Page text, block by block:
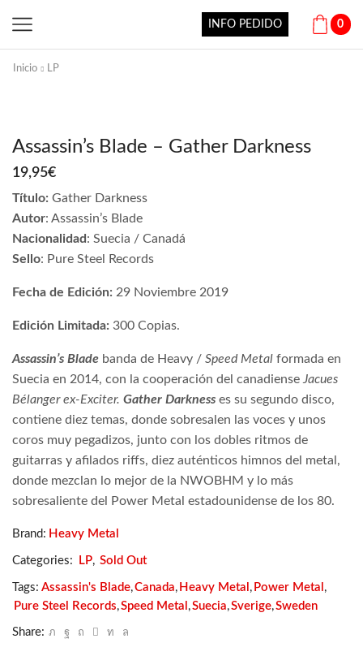
INFO PEDIDO 0
Inicio LP
Assassin’s Blade – Gather Darkness
19,95€
Título: Gather Darkness
Autor: Assassin’s Blade
Nacionalidad: Suecia / Canadá
Sello: Pure Steel Records
Fecha de Edición: 29 Noviembre 2019
Edición Limitada: 300 Copias.
Assassin’s Blade banda de Heavy / Speed Metal formada en
Suecia en 2014, con la cooperación del canadienseJacues
Bélanger ex-Exciter. Gather Darkness es su segundo disco,
contiene diez temas, donde sobresalen las voces y unos
coros muy pegadizos, junto con los dobles ritmos de
guitarras y afilados riffs, diez auténticos himnos del metal,
donde mezclan lo mejor de la NWOBHM y lo más
sobresaliente del Power Metal estadounidense de los 80.
Brand: Heavy Metal
Categories: LP, Sold Out
Tags: Assassin's Blade,Canada, Heavy Metal , Power Metal ,
Pure Steel Records,Speed Metal ,Suecia,Sverige,Sweden
Share: